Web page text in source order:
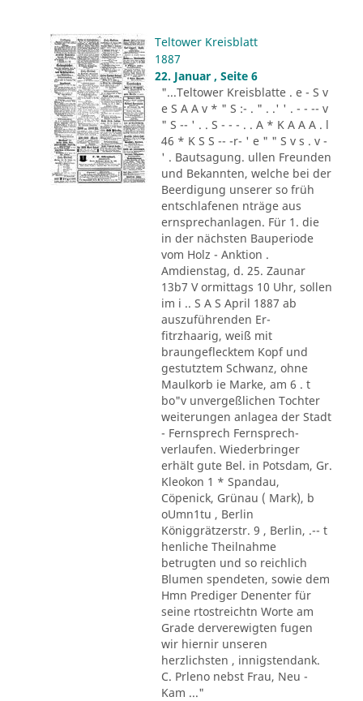
Teltower Kreisblatt
1887
22. Januar , Seite 6
"...Teltower Kreisblatte . e - S v
e S A A v * " S :- . " . .' ' . - - -- v
" S -- ' . . S - - - . . A * K A A A . l
46 * K S S -- -r- ' e " " S v s . v -
' . Bautsagung. ullen Freunden
und Bekannten, welche bei der
Beerdigung unserer so früh
entschlafenen nträge aus
ernsprechanlagen. Für 1. die
in der nächsten Bauperiode
vom Holz - Anktion .
Amdienstag, d. 25. Zaunar
13b7 V ormittags 10 Uhr, sollen
im i .. S A S April 1887 ab
auszuführenden Er-
fitrzhaarig, weiß mit
braungeflecktem Kopf und
gestutztem Schwanz, ohne
Maulkorb ie Marke, am 6 . t
bo"v unvergeßlichen Tochter
weiterungen anlagea der Stadt
- Fernsprech Fernsprech-
verlaufen. Wiederbringer
erhält gute Bel. in Potsdam, Gr.
Kleokon 1 * Spandau,
Cöpenick, Grünau ( Mark), b
oUmn1tu , Berlin
Königgrätzerstr. 9 , Berlin, .-- t
henliche Theilnahme
betrugten und so reichlich
Blumen spendeten, sowie dem
Hmn Prediger Denenter für
seine rtostreichtn Worte am
Grade derverewigten fugen
wir hiernir unseren
herzlichsten , innigstendank.
C. Prleno nebst Frau, Neu -
Kam ..."